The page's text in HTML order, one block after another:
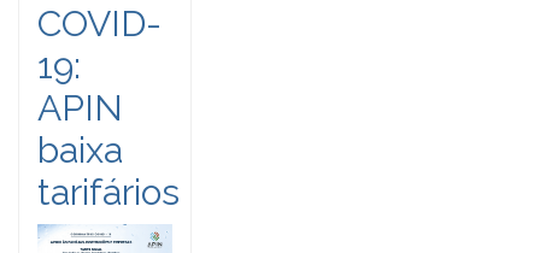
COVID-
19:
APIN
baixa
tarifários